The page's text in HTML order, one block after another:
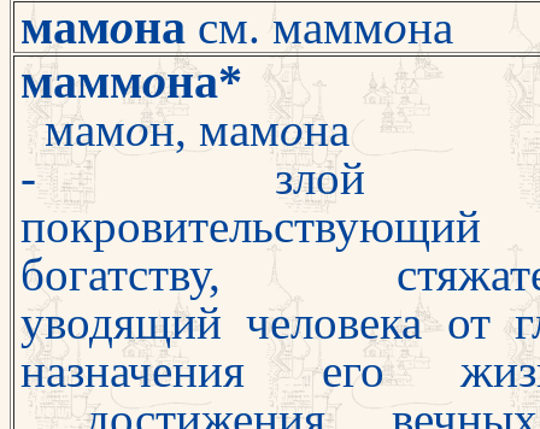
мамона см. маммона
маммона*
мамон, мамона
- злой
покровительствующий
богатству,
уводящий человека от
назначения его